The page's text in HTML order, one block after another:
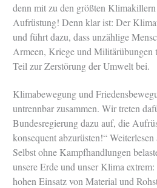
denn mit zu den größten
Aufrüstung! Denn klar ist: Der
und führt dazu, dass unzählige
Armeen, Kriege und Militärübungen
Teil zur Zerstörung der Umwelt bei.
Klimabewegung und
untrennbar zusammen. Wir treten
Bundesregierung dazu auf, die
konsequent abzurüsten!“
Selbst ohne Kampfhandlungen
unsere Erde und unser Klima
hohen Einsatz von Material und